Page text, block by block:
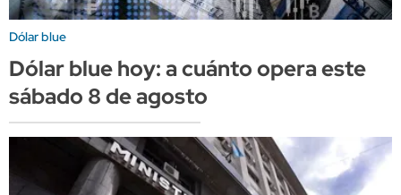
Dólar blue
Dólar blue hoy: a cuánto opera este
sábado 8 de agosto